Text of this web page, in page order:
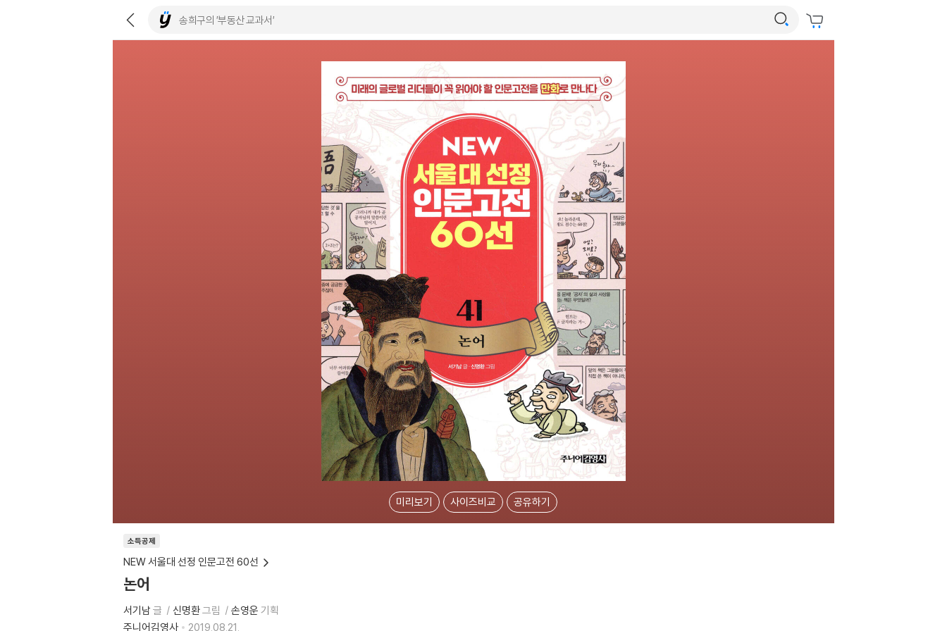
미리보기 사이즈비교 공유하기
소득공제
NEW 서울대 선정 인문고전 60선
논어
서기남글 신명환그림 손영운 기획
주니어김영사
2019.08.21.